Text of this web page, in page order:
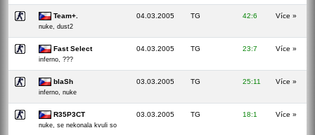
Team+.
nuke, dust2
04.03.2005 TG 42:6 Více »
Fast Select
inferno, ???
04.03.2005 TG 23:7 Více »
blaSh
inferno, nuke
03.03.2005 TG 25:11 Více »
R35P3CT
nuke, se nekonala kvuli so
03.03.2005 TG 18:1 Více »